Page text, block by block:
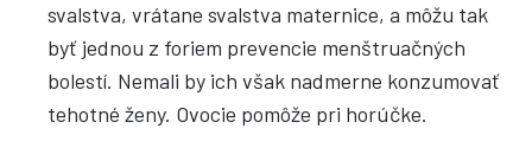
svalstva, vrátane svalstva maternice, a môžu tak
byť jednou z foriem prevencie menštruačných
bolestí. Nemali by ich však nadmerne konzumovať
tehotné ženy. Ovocie pomôže pri horúčke.